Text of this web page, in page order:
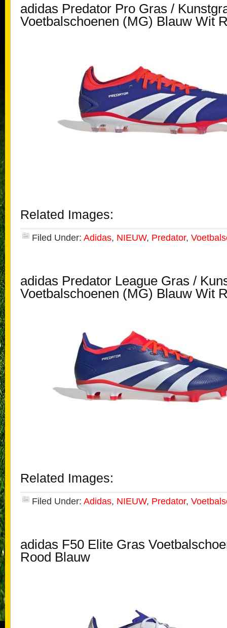
adidas Predator Pro Gras /
Voetbalschoenen (MG) Blauw Wit
Related Images:
Filed Under: Adidas, NIEUW, Predator,
adidas Predator League Gras /
Voetbalschoenen (MG) Blauw Wit
Related Images:
Filed Under: Adidas, NIEUW, Predator,
adidas F50 Elite Gras
Rood Blauw